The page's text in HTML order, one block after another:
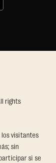
rights
los visitantes
sin
si se